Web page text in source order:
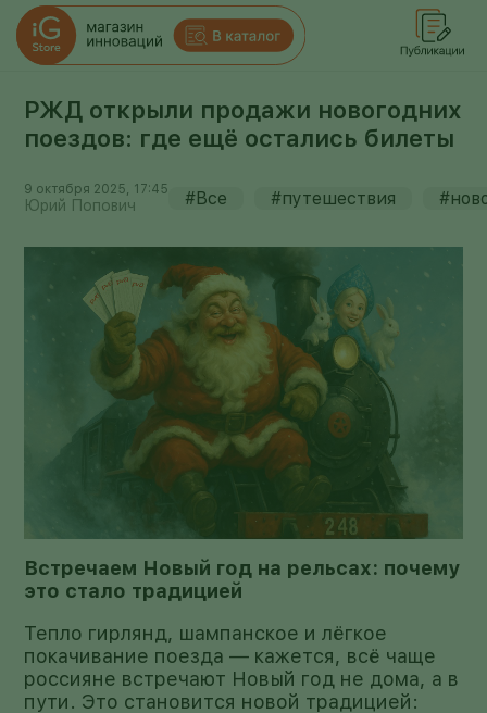
РЖД открыли продажи новогодних
поездов: где ещё остались билеты
9 октября 2025, 17:45
Юрий Попович #Все #путешествия
Встречаем Новый год на рельсах: почему
это стало традицией
Тепло гирлянд, шампанское и лёгкое
покачивание поезда — кажется, всё чаще
россияне встречают Новый год не дома, а в
пути. Это становится новой традицией: